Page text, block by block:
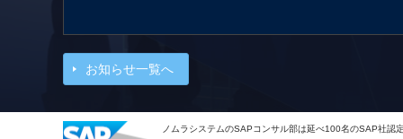
お知らせ一覧へ
ノムラシステムのSAPコンサル部は延べ100名のSAP社認